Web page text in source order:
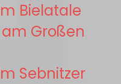
Bielatale
Großen
Sebnitzer